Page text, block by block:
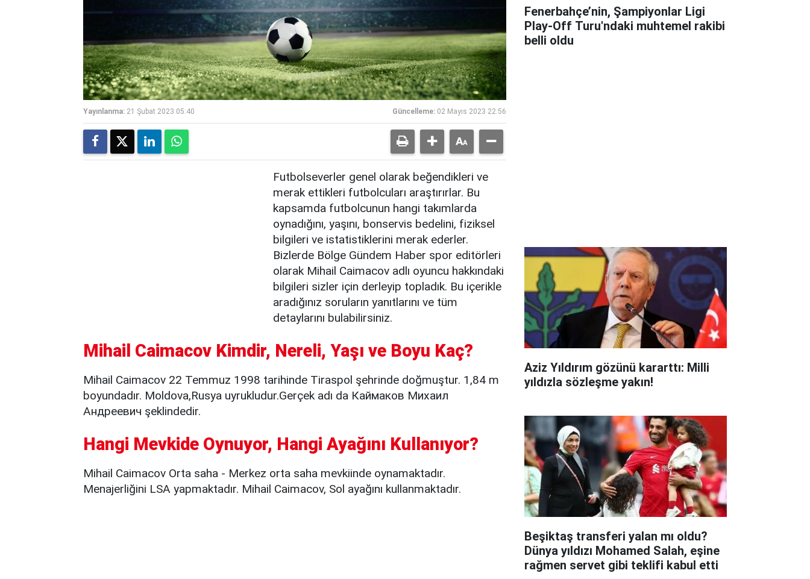
Yayınlanma: 21 Şubat 2023 05:40 Güncelleme: 02 Mayıs 2023 22:56
Futbolseverler genel olarak beğendikleri ve
merak ettikleri futbolcuları araştırırlar. Bu
kapsamda futbolcunun hangi takımlarda
oynadığını, yaşını, bonservis bedelini, fiziksel
bilgileri ve istatistiklerini merak ederler.
Bizlerde Bölge Gündem Haber spor editörleri
olarak Mihail Caimacov adlı oyuncu hakkındaki
bilgileri sizler için derleyip topladık. Bu içerikle
aradığınız soruların yanıtlarını ve tüm
detaylarını bulabilirsiniz.
Mihail Caimacov Kimdir, Nereli, Yaşı ve Boyu Kaç?
Mihail Caimacov 22 Temmuz 1998 tarihinde Tiraspol şehrinde doğmuştur. 1,84 m
boyundadır. Moldova,Rusya uyrukludur.Gerçek adı da Каймаков Михаил
Андреевич şeklindedir.
Hangi Mevkide Oynuyor, Hangi Ayağını Kullanıyor?
Mihail Caimacov Orta saha - Merkez orta saha mevkiinde oynamaktadır.
Menajerliğini LSA yapmaktadır. Mihail Caimacov, Sol ayağını kullanmaktadır.
Fenerbahçe’nin, Şampiyonlar Ligi
Play-Off Turu'ndaki muhtemel rakibi
belli oldu
Aziz Yıldırım gözünü kararttı: Milli
yıldızla sözleşme yakın!
Beşiktaş transferi yalan mı oldu?
Dünya yıldızı Mohamed Salah, eşine
rağmen servet gibi teklifi kabul etti